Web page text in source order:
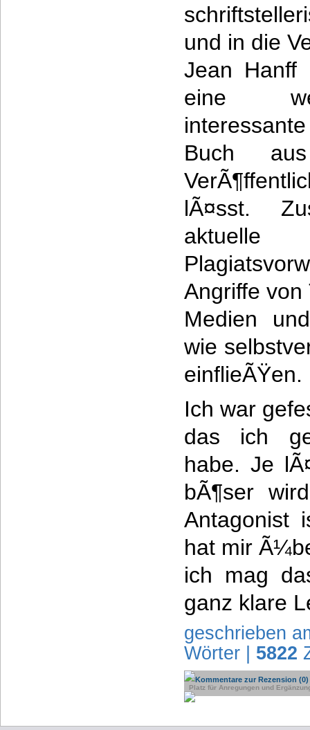
und in die
Jean Hanff
eine
Buch
lÃ¤sst.
Angriffe
Medien
wie
einflieÃŸen.
Ich war
das ich
habe. Je
bÃ¶ser
Antagonist
hat mir
ich mag
ganz klare
geschrieben
Wörter | 5822
Kommentare zur Rezension (0)
Platz für Anregungen und